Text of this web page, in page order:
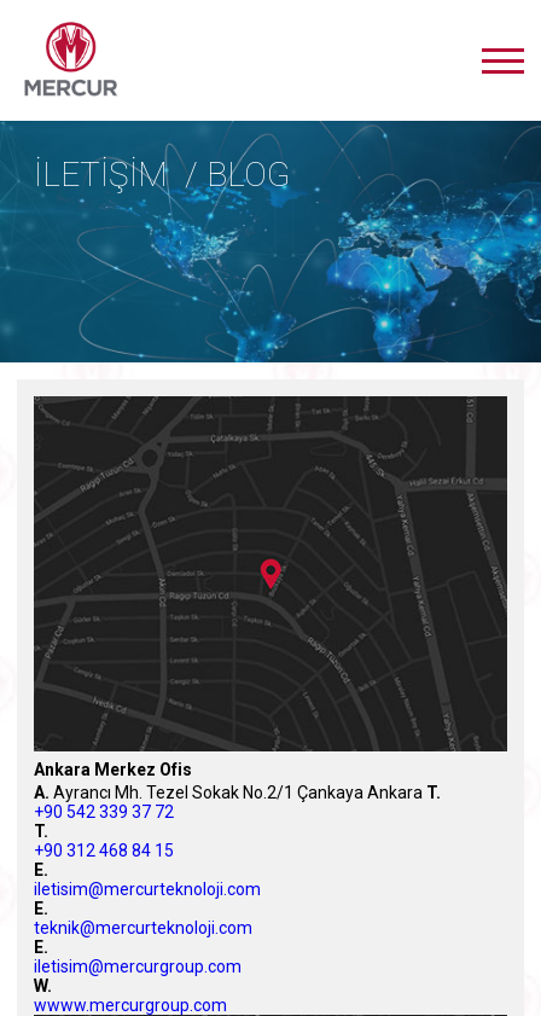
İLETİŞİM / BLOG
Ankara Merkez Ofis
A. Ayrancı Mh. Tezel Sokak No.2/1 Çankaya Ankara T.
+90 542 339 37 72
T.
+90 312 468 84 15
E.
iletisim@mercurteknoloji.com
E.
teknik@mercurteknoloji.com
E.
iletisim@mercurgroup.com
W.
wwww.mercurgroup.com